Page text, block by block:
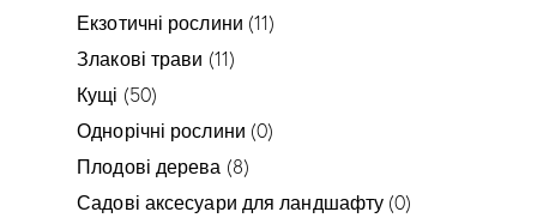
Екзотичні рослини (11)
Злакові трави (11)
Кущі (50)
Однорічні рослини (0)
Плодові дерева (8)
Садові аксесуари для ландшафту (0)